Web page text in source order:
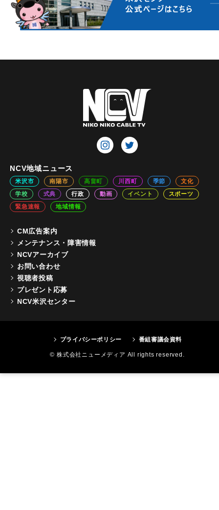
NCV地域ニュース
米沢市 南陽市 高畠町 川西町 季節
文化
学校
式典 行政 動画 イベント
スポーツ
緊急速報
地域情報
CM広告案内
メンテナンス・障害情報
NCVアーカイブ
お問い合わせ
視聴者投稿
プレゼント応募
NCV米沢センター
プライバシーポリシー 番組審議会資料
© 株式会社ニューメディア All rights reserved.